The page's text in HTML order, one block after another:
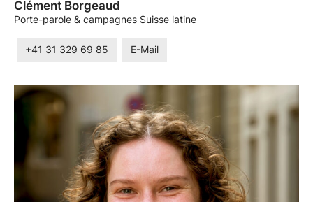
Clément Borgeaud
Porte-parole & campagnes Suisse latine
+41 31 329 69 85 E-Mail